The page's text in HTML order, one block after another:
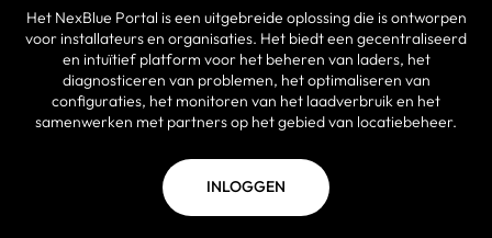
Het NexBlue Portal is een uitgebreide oplossing die is ontworpen
voor installateurs en organisaties. Het biedt een gecentraliseerd
en intuïtief platform voor het beheren van laders, het
diagnosticeren van problemen, het optimaliseren van
configuraties, het monitoren van het laadverbruik en het
samenwerken met partners op het gebied van locatiebeheer.
INLOGGEN